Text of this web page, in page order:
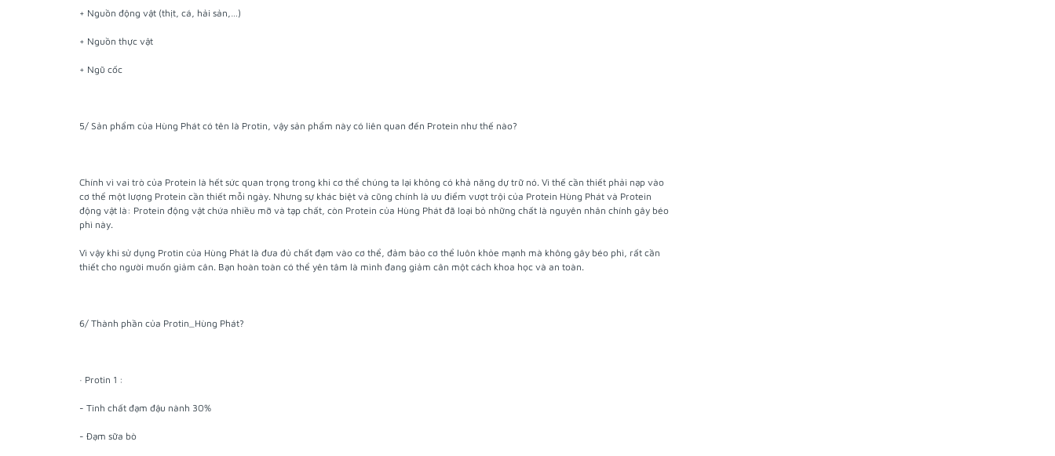
+ Nguồn động vật (thịt, cá, hải sản,…)
+ Nguồn thực vật
+ Ngũ cốc
5/ Sản phẩm của Hùng Phát có tên là Protin, vậy sản phẩm này có liên quan đến Protein như thế nào?
Chính vì vai trò của Protein là hết sức quan trọng trong khi cơ thể chúng ta lại không có khả năng dự trữ nó. Vì thế cần thiết phải nạp vào
cơ thể một lượng Protein cần thiết mỗi ngày. Nhưng sự khác biệt và cũng chính là ưu điểm vượt trội của Protein Hùng Phát và Protein
động vật là: Protein động vật chứa nhiều mỡ và tạp chất, còn Protein của Hùng Phát đã loại bỏ những chất là nguyên nhân chính gây béo
phì này.
Vì vậy khi sử dụng Protin của Hùng Phát là đưa đủ chất đạm vào cơ thể, đảm bảo cơ thể luôn khỏe mạnh mà không gây béo phì, rất cần
thiết cho người muốn giảm cân. Bạn hoàn toàn có thể yên tâm là mình đang giảm cân một cách khoa học và an toàn.
6/ Thành phần của Protin_Hùng Phát?
· Protin 1 :
- Tinh chất đạm đậu nành 30%
- Đạm sữa bò